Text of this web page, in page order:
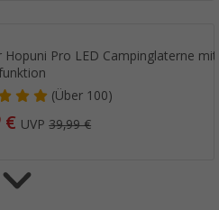
Hopuni Pro LED Campinglaterne
(Über100)
€ UVP39,99 €